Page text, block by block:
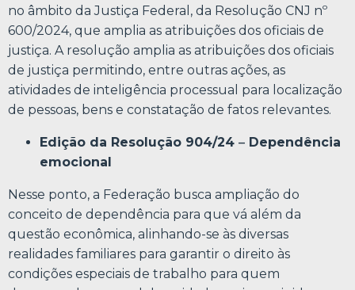
no âmbito da Justiça Federal, da Resolução CNJ nº
600/2024, que amplia as atribuições dos oficiais de
justiça. A resolução amplia as atribuições dos oficiais
de justiça permitindo, entre outras ações, as
atividades de inteligência processual para localização
de pessoas, bens e constatação de fatos relevantes.
Edição da Resolução 904/24 – Dependência
emocional
Nesse ponto, a Federação busca ampliação do
conceito de dependência para que vá além da
questão econômica, alinhando-se às diversas
realidades familiares para garantir o direito às
condições especiais de trabalho para quem